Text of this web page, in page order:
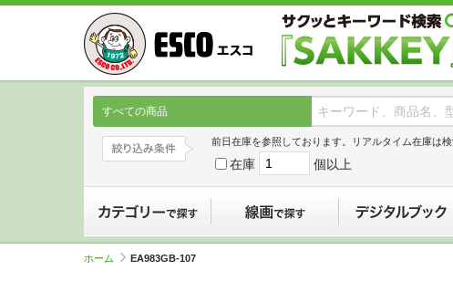
すべての商品
前日在庫を参照しております。リアルタイム在庫は
在庫 個以上
ホーム EA983GB-107